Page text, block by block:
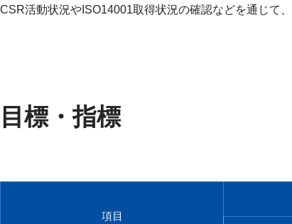
CSR活動状況やISO14001取得状況の確認などを通じて
目標・指標
項目